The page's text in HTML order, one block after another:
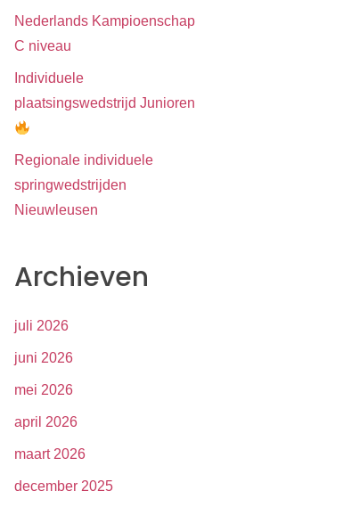
Nederlands Kampioenschap
C niveau
Individuele
plaatsingswedstrijd Junioren
Regionale individuele
springwedstrijden
Nieuwleusen
Archieven
juli 2026
juni 2026
mei 2026
april 2026
maart 2026
december 2025